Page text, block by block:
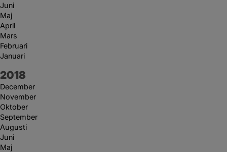
Juni
Maj
April
Mars
Februari
Januari
År:
2018
December
November
Oktober
September
Augusti
Juni
Maj